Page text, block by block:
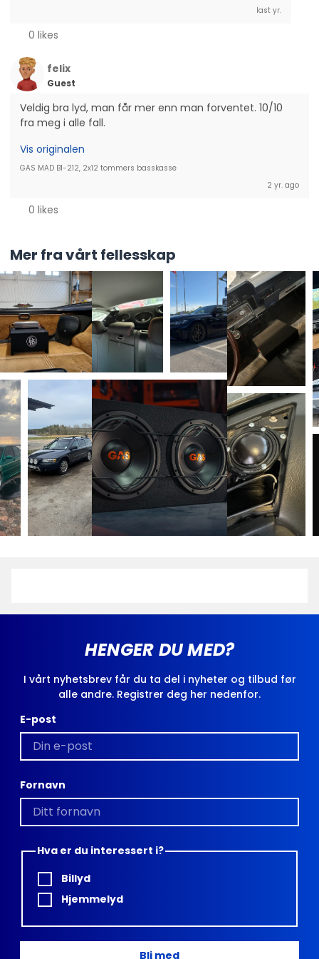
last yr.
0 likes
felix
Guest
Veldig bra lyd, man får mer enn man forventet. 10/10
fra meg i alle fall.
Vis originalen
GAS MAD B1-212, 2x12 tommers basskasse
2 yr. ago
0 likes
Mer fra vårt fellesskap
HENGER DU MED?
I vårt nyhetsbrev får du ta del i nyheter og tilbud før
alle andre. Registrer deg her nedenfor.
E-post
Fornavn
Hva er du interessert i?
Billyd
Hjemmelyd
Bli med